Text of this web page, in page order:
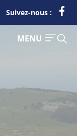
Suivez-nous :
MENU
FERMER